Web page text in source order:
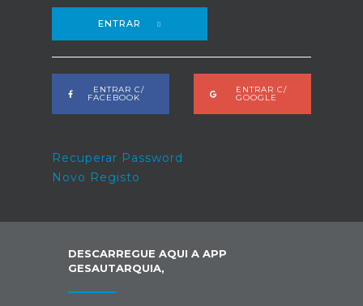
ENTRAR
ENTRAR C/
FACEBOOK
ENTRAR C/
GOOGLE
Recuperar Password
Novo Registo
DESCARREGUE AQUI A APP
GESAUTARQUIA,